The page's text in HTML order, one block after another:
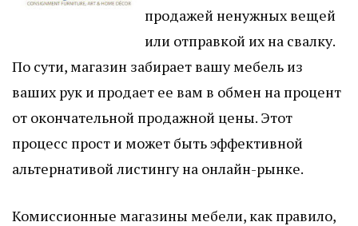
продажей ненужных вещей
или отправкой их на свалку.
По сути, магазин забирает вашу мебель из
ваших рук и продает ее вам в обмен на процент
от окончательной продажной цены. Этот
процесс прост и может быть эффективной
альтернативой листингу на онлайн-рынке.
Комиссионные магазины мебели, как правило,